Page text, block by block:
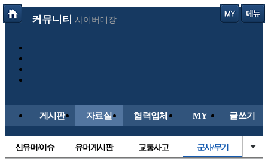
커뮤니티 사이버매장
게시판 자료실 협력업체 MY 글쓰기
신유머/이슈 유머게시판 교통사고 군사/무기